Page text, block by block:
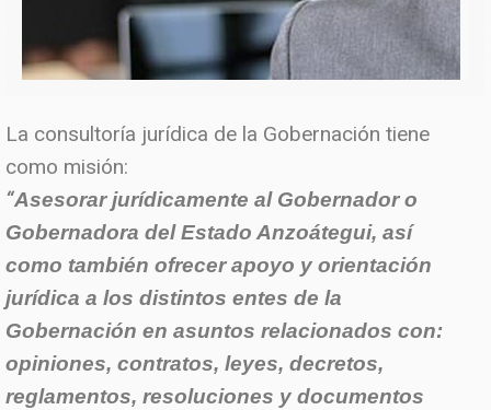
La consultoría jurídica de la Gobernación tiene
como misión:
“Asesorar jurídicamente al Gobernador o
Gobernadora del Estado Anzoátegui, así
como también ofrecer apoyo y orientación
jurídica a los distintos entes de la
Gobernación en asuntos relacionados con:
opiniones, contratos, leyes, decretos,
reglamentos, resoluciones y documentos